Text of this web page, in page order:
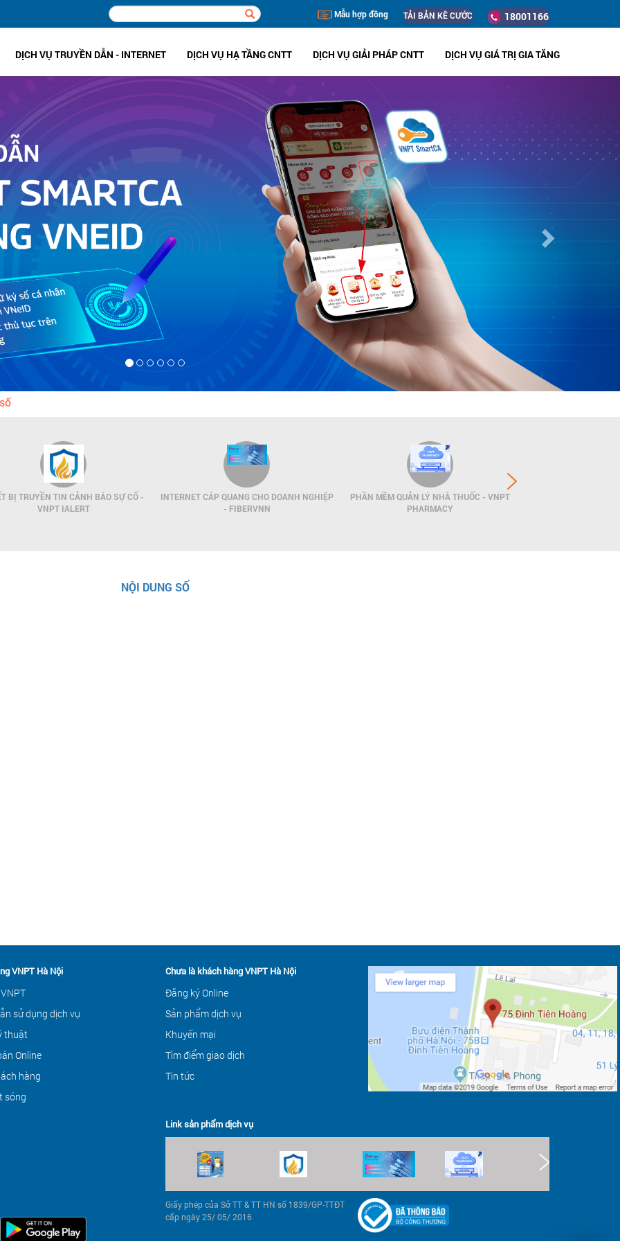
Mẫu hợp đồng TẢI BẢN KÊ CƯỚC 18001166
DỊCH VỤ TRUYỀN DẪN - INTERNET DỊCH VỤ HẠ TẦNG CNTT DỊCH VỤ GIẢI PHÁP CNTT DỊCH VỤ GIÁ TRỊ GIA TĂNG
BỊ TRUYỀN TIN CẢNH BÁO SỰ CỐ -
VNPT IALERT
INTERNET CÁP QUANG CHO DOANH NGHIỆP
- FIBERVNN
PHẦN MỀM QUẢN LÝ NHÀ THUỐC - VNPT
PHARMACY
NỘI DUNG SỐ
VNPT Hà Nội
sử dụng dịch vụ
thuật
Online
hàng
sóng
Chưa là khách hàng VNPT Hà Nội
Đăng ký Online
Sản phẩm dịch vụ
Khuyến mại
Tìm điểm giao dịch
Tin tức
Link sản phẩm dịch vụ
Giấy phép của Sở TT & TT HN số 1839/GP-TTĐT
cấp ngày 25/ 05/ 2016